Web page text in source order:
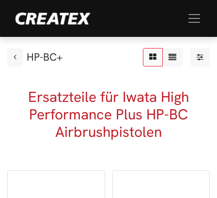
HP-BC+
Ersatzteile für Iwata High
Performance Plus HP-BC
Airbrushpistolen